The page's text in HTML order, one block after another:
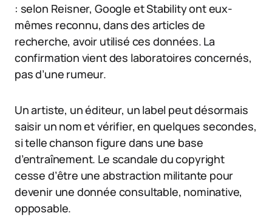
: selon Reisner, Google et Stability ont eux-
mêmes reconnu, dans des articles de
recherche, avoir utilisé ces données. La
confirmation vient des laboratoires concernés,
pas d’une rumeur.
Un artiste, un éditeur, un label peut désormais
saisir un nom et vérifier, en quelques secondes,
si telle chanson figure dans une base
d’entraînement. Le scandale du copyright
cesse d’être une abstraction militante pour
devenir une donnée consultable, nominative,
opposable.